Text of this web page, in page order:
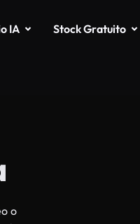
IA Stock Gratuito
o